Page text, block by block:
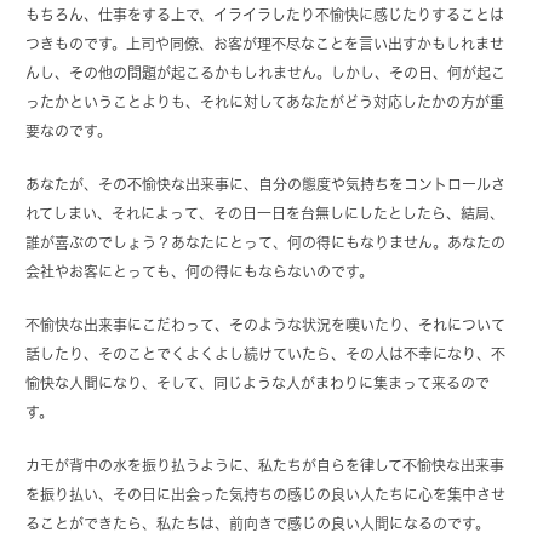
もちろん、仕事をする上で、イライラしたり不愉快に感じたりすることは
つきものです。上司や同僚、お客が理不尽なことを言い出すかもしれませ
んし、その他の問題が起こるかもしれません。しかし、その日、何が起こ
ったかということよりも、それに対してあなたがどう対応したかの方が重
要なのです。
あなたが、その不愉快な出来事に、自分の態度や気持ちをコントロールさ
れてしまい、それによって、その日一日を台無しにしたとしたら、結局、
誰が喜ぶのでしょう？あなたにとって、何の得にもなりません。あなたの
会社やお客にとっても、何の得にもならないのです。
不愉快な出来事にこだわって、そのような状況を嘆いたり、それについて
話したり、そのことでくよくよし続けていたら、その人は不幸になり、不
愉快な人間になり、そして、同じような人がまわりに集まって来るので
す。
カモが背中の水を振り払うように、私たちが自らを律して不愉快な出来事
を振り払い、その日に出会った気持ちの感じの良い人たちに心を集中させ
ることができたら、私たちは、前向きで感じの良い人間になるのです。